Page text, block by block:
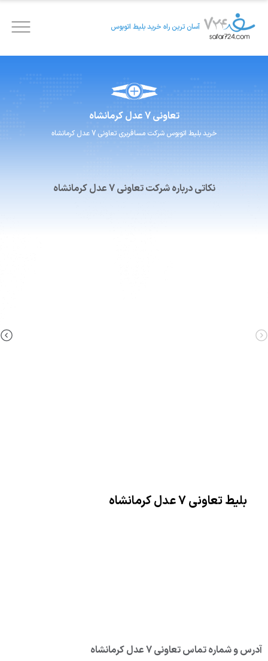
آسان ترین راه خرید بلیط اتوبوس
تعاونی 7 عدل کرمانشاه
خرید بلیط اتوبوس شرکت مسافربری تعاونی 7 عدل کرمانشاه
نکاتی درباره شرکت تعاونی 7 عدل کرمانشاه
بلیط تعاونی 7 عدل کرمانشاه
آدرس و شماره تماس تعاونی 7 عدل کرمانشاه